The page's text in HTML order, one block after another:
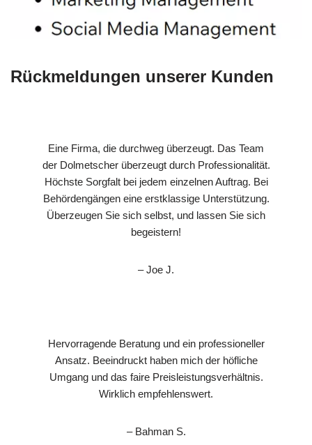
Rückmeldungen unserer Kunden
Eine Firma, die durchweg überzeugt. Das Team
der Dolmetscher überzeugt durch Professionalität.
Höchste Sorgfalt bei jedem einzelnen Auftrag. Bei
Behördengängen eine erstklassige Unterstützung.
Überzeugen Sie sich selbst, und lassen Sie sich
begeistern!
– Joe J.
Hervorragende Beratung und ein professioneller
Ansatz. Beeindruckt haben mich der höfliche
Umgang und das faire Preisleistungsverhältnis.
Wirklich empfehlenswert.
– Bahman S.